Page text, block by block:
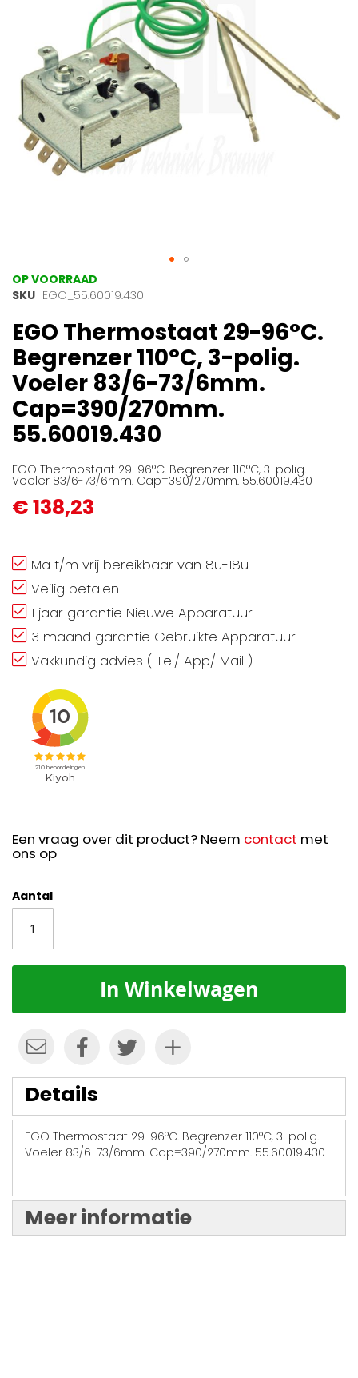
afbeeldingen-
Ga
naar
begin
van
de
afbeeldingen-
gallerij
OP VOORRAAD
SKU EGO_55.60019.430
EGO Thermostaat 29-96°C.
Begrenzer 110°C, 3-polig.
Voeler 83/6-73/6mm.
Cap=390/270mm.
55.60019.430
EGO Thermostaat 29-96°C. Begrenzer 110°C, 3-polig.
Voeler 83/6-73/6mm. Cap=390/270mm. 55.60019.430
€ 138,23
Ma t/m vrij bereikbaar van 8u-18u
Veilig betalen
1 jaar garantie Nieuwe Apparatuur
3 maand garantie Gebruikte Apparatuur
Vakkundig advies ( Tel/ App/ Mail )
Een vraag over dit product? Neem contact met
ons op
Aantal
In Winkelwagen
Details
EGO Thermostaat 29-96°C. Begrenzer 110°C, 3-polig.
Voeler 83/6-73/6mm. Cap=390/270mm. 55.60019.430
Meer informatie